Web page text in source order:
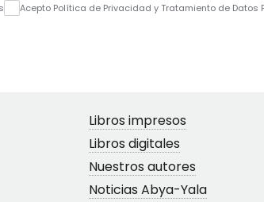
Acepto Política de Privacidad y Tratamiento de Datos
Libros impresos
Libros digitales
Nuestros autores
Noticias Abya-Yala